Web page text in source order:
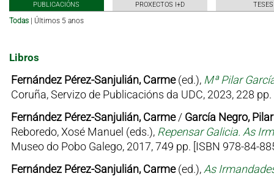
PUBLICACIÓNS PROXECTOS I+D TESES
Todas Últimos 5 anos
Libros
Fernández Pérez-Sanjulián, Carme(ed.), Mª Pilar
Coruña, Servizo de Publicacións da UDC, 2023, 228
Fernández Pérez-Sanjulián, Carme/ García Negro, Pilar
Reboredo, Xosé Manuel (eds.), Repensar Galicia. As
Museo do Pobo Galego, 2017, 749 pp. [ISBN 978-84-
Fernández Pérez-Sanjulián, Carme(ed.), As